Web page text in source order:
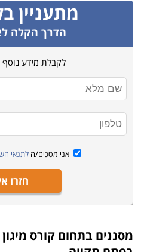
מתעניין
הדרך הקלה
לקבלת מידע נוסף
אני מסכים/ה לתנאי
חזרו
מסננים בתחום קורס